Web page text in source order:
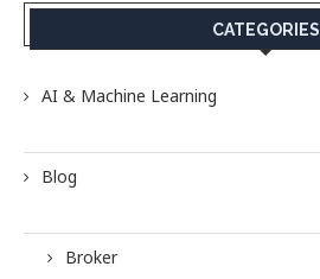
CATEGORIES
AI & Machine Learning
Blog
Broker